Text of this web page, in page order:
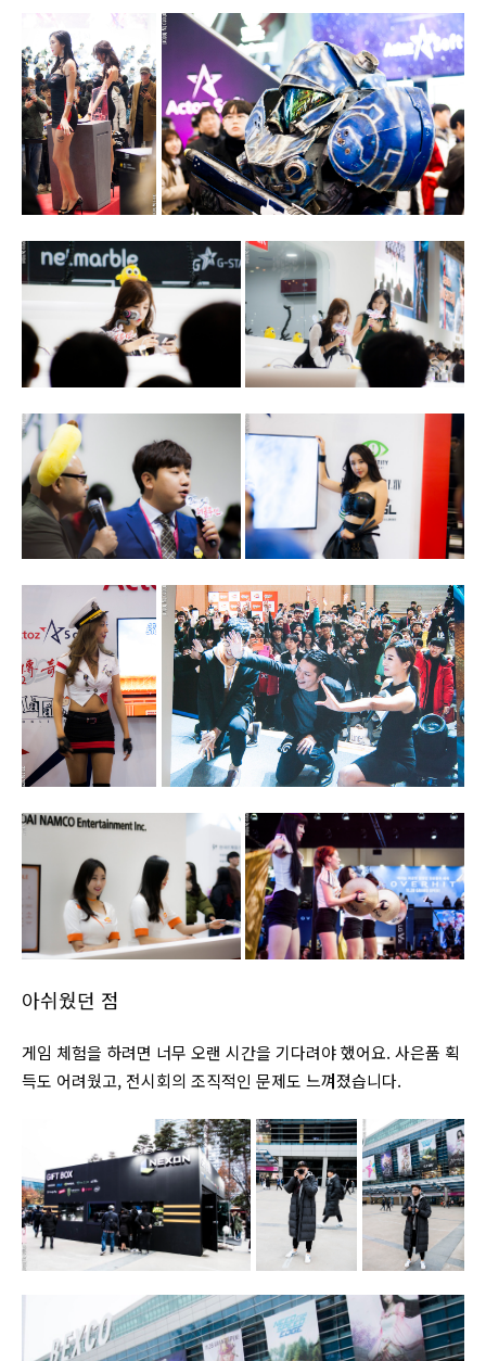
아쉬웠던 점
게임 체험을 하려면 너무 오랜 시간을 기다려야 했어요. 사은품 획
득도 어려웠고, 전시회의 조직적인 문제도 느껴졌습니다.